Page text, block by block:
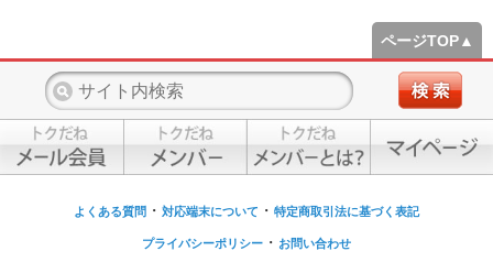
ページTOP▲
よくある質問 ・ 対応端末について ・ 特定商取引法に基づく表記
プライバシーポリシー ・ お問い合わせ